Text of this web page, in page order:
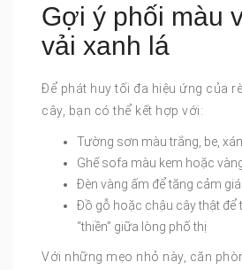
Gợi ý phối màu
vải xanh lá
Để phát huy tối đa hiệu ứng của
cây, bạn có thể kết hợp với:
Tường sơn màu trắng, be,
Ghế sofa màu kem hoặc
Đèn vàng ấm để tăng cảm
Đồ gỗ hoặc chậu cây thật để
“thiền” giữa lòng phố thị
Với những mẹo nhỏ này, căn